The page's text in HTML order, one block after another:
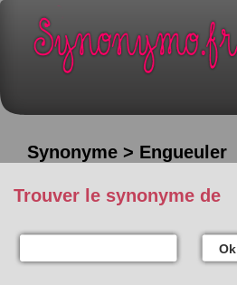
Synonyme > Engueuler
Trouver le synonyme de
Ok